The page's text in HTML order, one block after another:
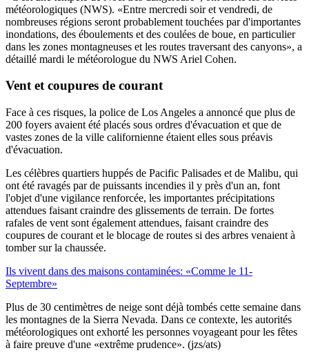
météorologiques (NWS). «Entre mercredi soir et vendredi, de
nombreuses régions seront probablement touchées par d'importantes
inondations, des éboulements et des coulées de boue, en particulier
dans les zones montagneuses et les routes traversant des canyons», a
détaillé mardi le météorologue du NWS Ariel Cohen.
Vent et coupures de courant
Face à ces risques, la police de Los Angeles a annoncé que plus de
200 foyers avaient été placés sous ordres d'évacuation et que de
vastes zones de la ville californienne étaient elles sous préavis
d'évacuation.
Les célèbres quartiers huppés de Pacific Palisades et de Malibu, qui
ont été ravagés par de puissants incendies il y près d'un an, font
l'objet d'une vigilance renforcée, les importantes précipitations
attendues faisant craindre des glissements de terrain. De fortes
rafales de vent sont également attendues, faisant craindre des
coupures de courant et le blocage de routes si des arbres venaient à
tomber sur la chaussée.
Ils vivent dans des maisons contaminées: «Comme le 11-
Septembre»
Plus de 30 centimètres de neige sont déjà tombés cette semaine dans
les montagnes de la Sierra Nevada. Dans ce contexte, les autorités
météorologiques ont exhorté les personnes voyageant pour les fêtes
à faire preuve d'une «extrême prudence». (jzs/ats)